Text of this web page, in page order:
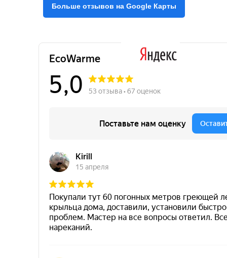
Больше отзывов на Google Карты